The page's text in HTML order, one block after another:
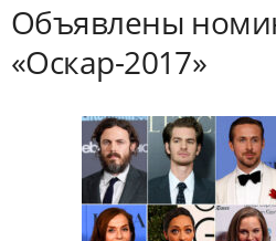
Объявлены
«Оскар-2017»